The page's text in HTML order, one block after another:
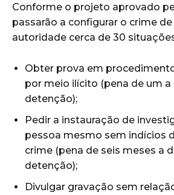
Conforme o projeto aprovado
passarão a configurar o crime
autoridade cerca de 30
Obter prova em
por meio ilícito (pena de um
detenção);
Pedir a instauração de
pessoa mesmo sem indícios
crime (pena de seis meses a
detenção);
Divulgar gravação sem